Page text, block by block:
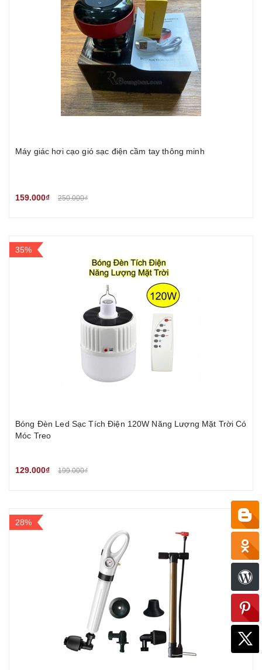
Máy giác hơi cạo gió sạc điện cầm tay thông minh
159.000₫ 250.000₫
35%
Bóng Đèn Led Sạc Tích Điện 120W Năng Lượng Mặt Trời Có
Móc Treo
129.000₫ 199.000₫
28%